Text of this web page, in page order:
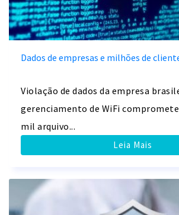
Dados de empresas e milhões de
Violação de dados da empresa
gerenciamento de WiFi
mil arquivo...
Leia Mais